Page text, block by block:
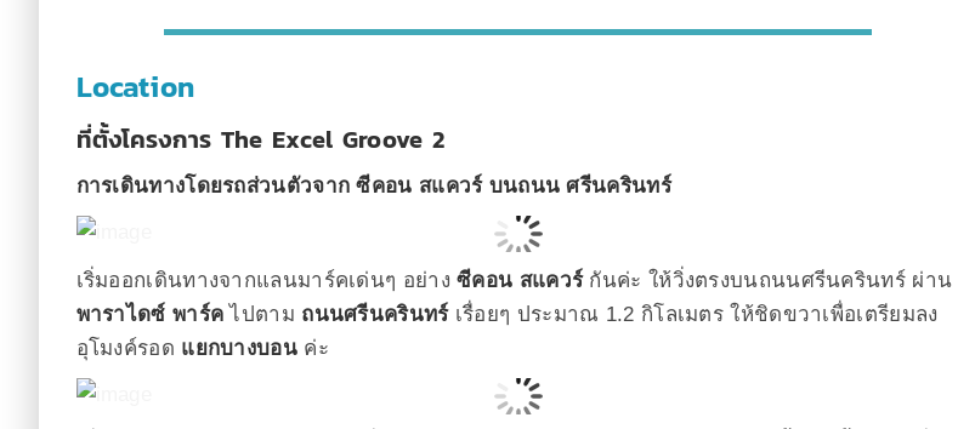
Location
ที่ตั้งโครงการ The Excel Groove 2
การเดินทางโดยรถส่วนตัวจาก ซีคอน สแควร์ บนถนน ศรีนครินทร์
เริ่มออกเดินทางจากแลนมาร์คเด่นๆ อย่างซีคอน สแควร์กันค่ะ ให้วิ่งตรงบนถนนศรีนครินทร์ ผ่าน
พาราไดซ์ พาร์ค ไปตาม ถนนศรีนครินทร์เรื่อยๆ ประมาณ 1.2 กิโลเมตร ให้ชิดขวาเพื่อเตรียมลง
อุโมงค์รอด แยกบางบอนค่ะ